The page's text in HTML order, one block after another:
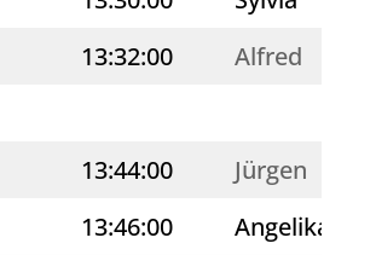
13:32:00 Alfred
13:44:00
Jürgen
13:46:00
Angelika